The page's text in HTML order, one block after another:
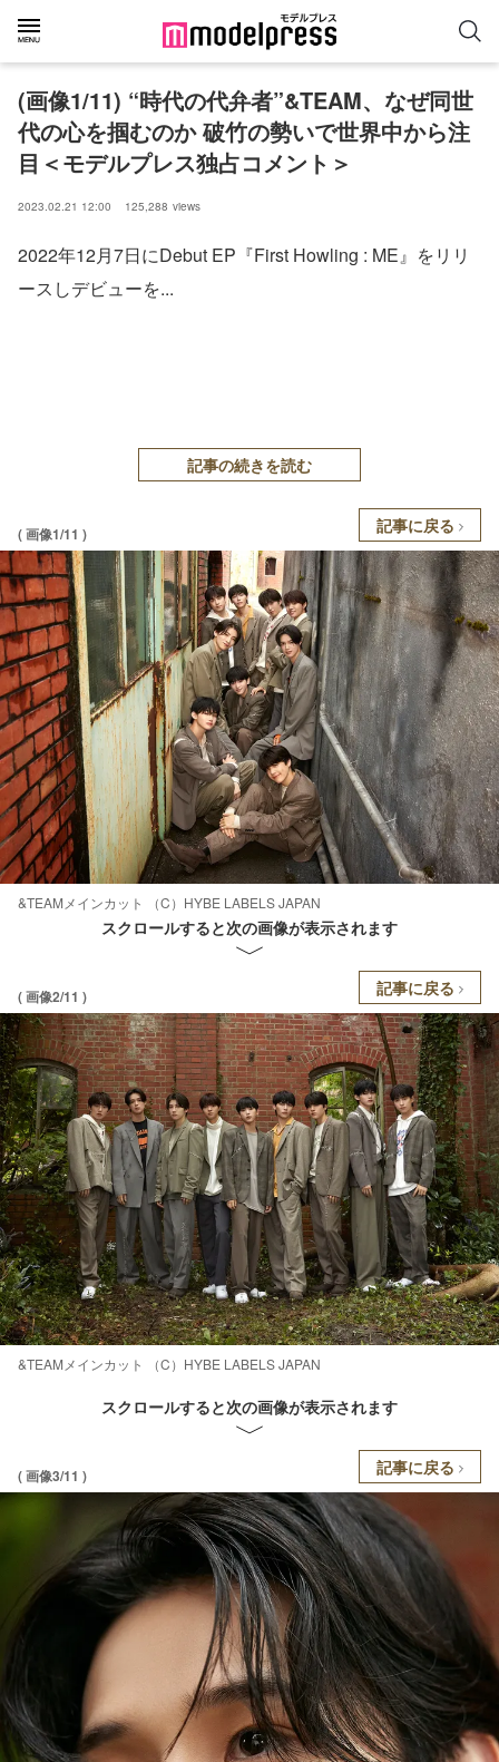
(画像1/11) “時代の代弁者”&TEAM、なぜ同世
代の心を掴むのか 破竹の勢いで世界中から注
目＜モデルプレス独占コメント＞
2023.02.21 12:00 125,288 views
2022年12月7日にDebut EP『First Howling : ME』をリリ
ースしデビューを...
記事の続きを読む
( 画像1/11 ) 記事に戻る
&TEAMメインカット （C）HYBE LABELS JAPAN
スクロールすると次の画像が表示されます
( 画像2/11 ) 記事に戻る
&TEAMメインカット （C）HYBE LABELS JAPAN
スクロールすると次の画像が表示されます
( 画像3/11 ) 記事に戻る